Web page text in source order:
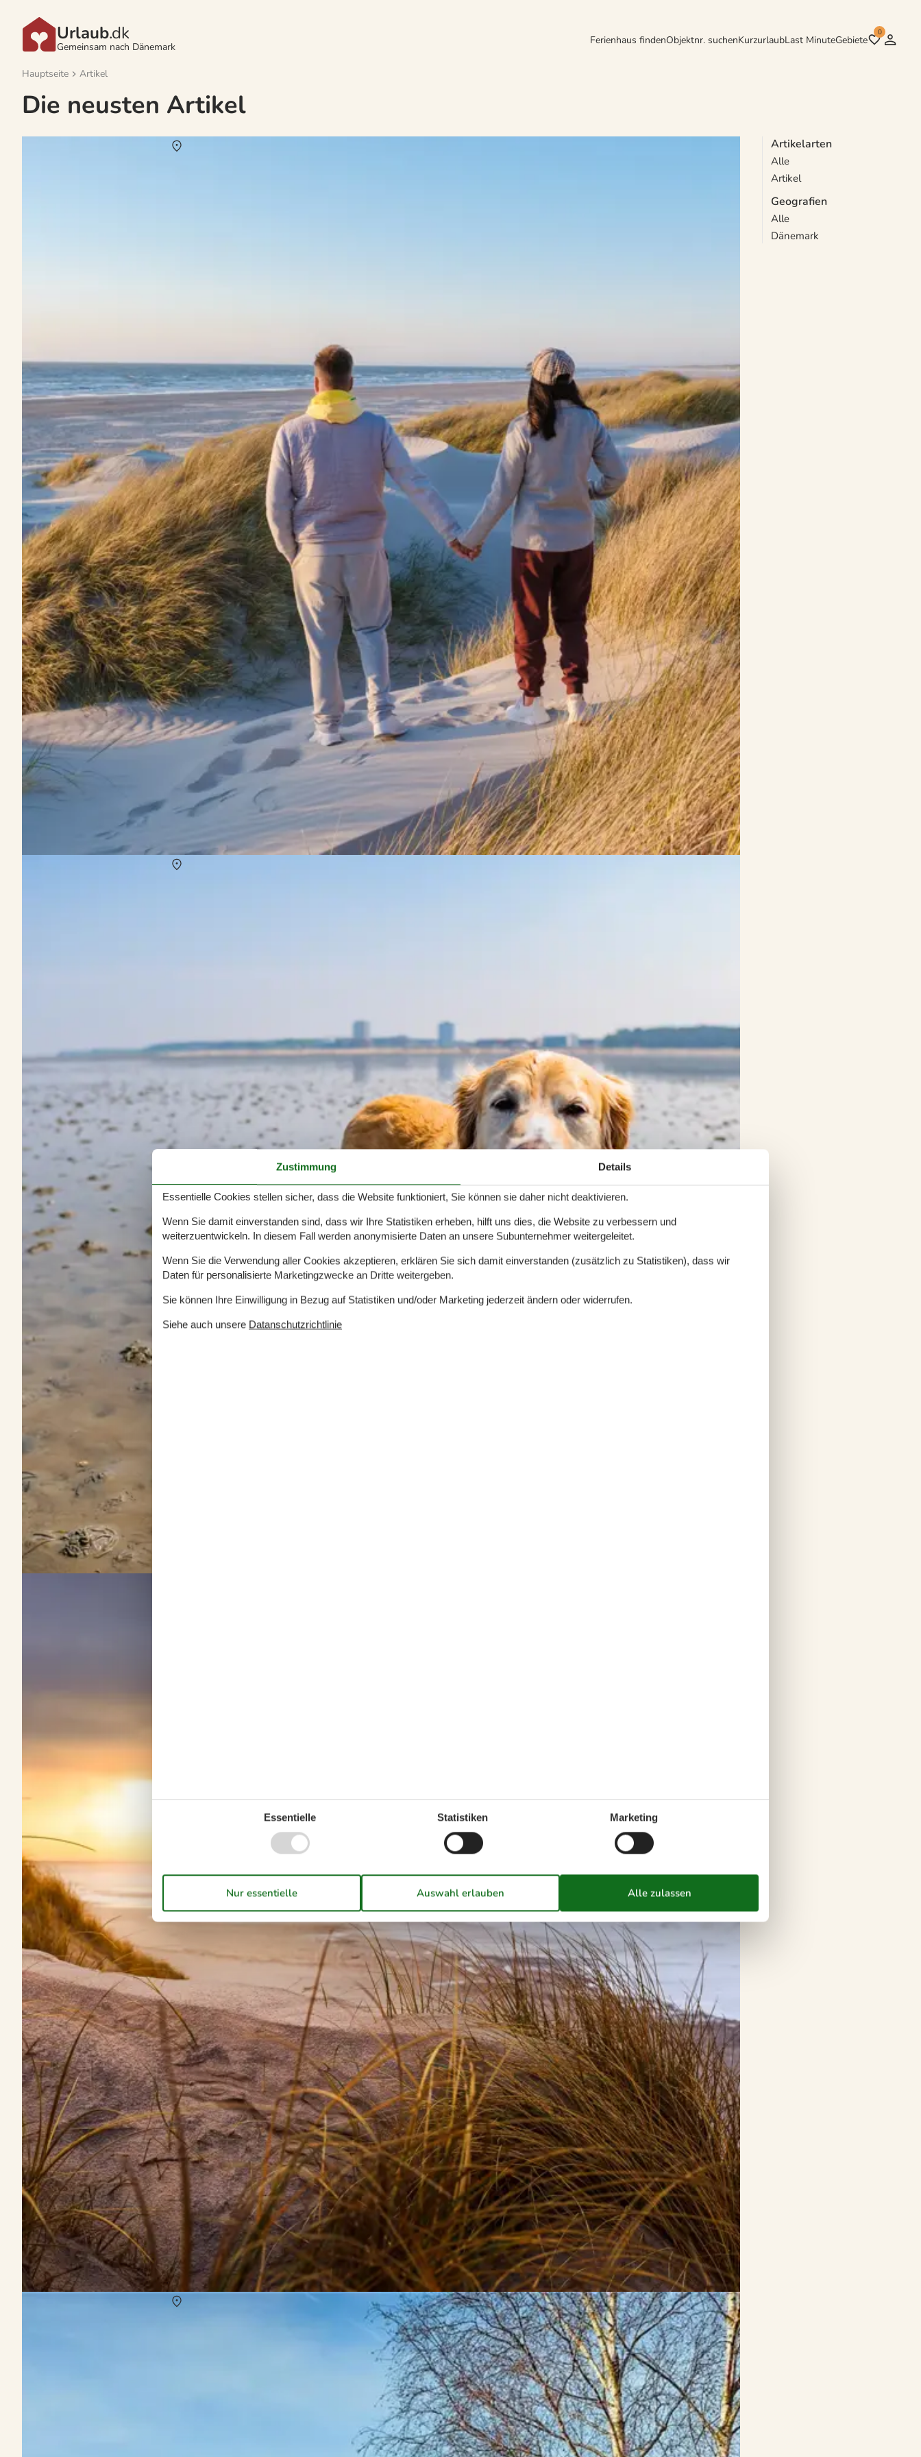
Urlaub.dk
Gemeinsam nach Dänemark
Ferienhaus findenObjektnr. suchenKurzurlaubLast MinuteGebiete
0
Hauptseite Artikel
Die neusten Artikel
Romantischer Urlaub für Paare im Ferienhaus in Dänemark
Ferienhaus mit Meerblick – Urlaub mit Hund in Dänemark
Herbstferien in Dänemark 2021
Möchten Sie auch den Sommer gemütlich ausklingen lassen und noch einmal einen wunderschönen Urlaub am Meer mit der ganzen Familie verbringen? Dann sollten
Sie sich unser Nachbarland Dänemark genauer ansehen, das skandinavische Land hat viel zu bieten.
Artikelarten
Alle
Artikel
Geografien
Alle
Dänemark
Zustimmung Details
Essentielle Cookies stellen sicher, dass die Website funktioniert, Sie können sie daher nicht deaktivieren.
Wenn Sie damit einverstanden sind, dass wir Ihre Statistiken erheben, hilft uns dies, die Website zu verbessern und
weiterzuentwickeln. In diesem Fall werden anonymisierte Daten an unsere Subunternehmer weitergeleitet.
Wenn Sie die Verwendung aller Cookies akzeptieren, erklären Sie sich damit einverstanden (zusätzlich zu Statistiken), dass wir
Daten für personalisierte Marketingzwecke an Dritte weitergeben.
Sie können Ihre Einwilligung in Bezug auf Statistiken und/oder Marketing jederzeit ändern oder widerrufen.
Siehe auch unsere Datanschutzrichtlinie
Essentielle Statistiken Marketing